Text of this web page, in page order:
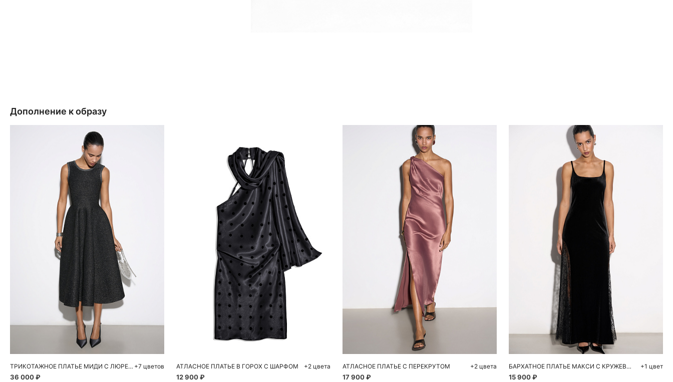
Дополнение к образу
Добавить в корзину
M
ТРИКОТАЖНОЕ ПЛАТЬЕ МИДИ С ЛЮРЕКСОМ
36 000 ₽
+7 цветов
Добавить в корзину
42 44
АТЛАСНОЕ ПЛАТЬЕ В ГОРОХ С ШАРФОМ
12 900 ₽
+2 цвета
Добавить в корзину
АТЛАСНОЕ ПЛАТЬЕ С ПЕРЕКРУТОМ
17 900 ₽
+2 цвета
Добавить в корзину
42
БАРХАТНОЕ ПЛАТЬЕ МАКСИ С КРУЖЕВОМ
15 900 ₽
+1 цвет